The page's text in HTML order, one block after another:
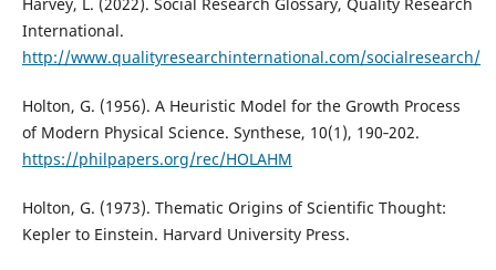
International.
http://www.qualityresearchinternational.com/socialresearch/
Holton, G. (1956). A Heuristic Model for the Growth Process
of Modern Physical Science. Synthese, 10(1), 190‑202.
https://philpapers.org/rec/HOLAHM
Holton, G. (1973). Thematic Origins of Scientific Thought:
Kepler to Einstein. Harvard University Press.